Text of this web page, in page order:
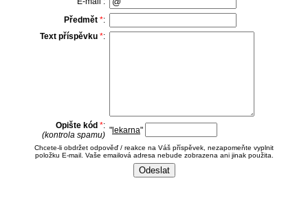
Předmět *:
Text příspěvku *:
Opište kód *:
(kontrola spamu) " lekarna"
Chcete-li obdržet odpověď / reakce na Váš příspěvek, nezapomeňte vyplnit
položku E-mail. Vaše emailová adresa nebude zobrazena ani jinak použita.